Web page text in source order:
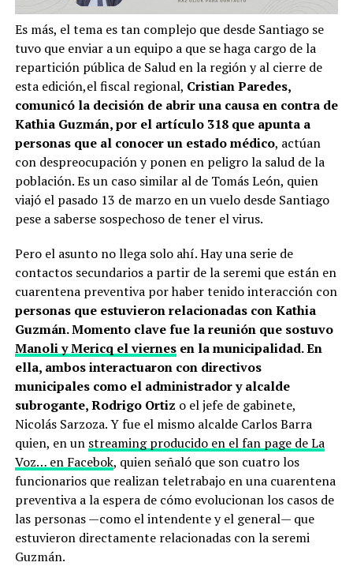
Es más, el tema es tan complejo que desde Santiago se
tuvo que enviar a un equipo a que se haga cargo de la
repartición pública de Salud en la región y al cierre de
esta edición,el fiscal regional, Cristian Paredes,
comunicó la decisión de abrir una causa en contra de
Kathia Guzmán, por el artículo 318 que apunta a
personas que al conocer un estado médico, actúan
con despreocupación y ponen en peligro la salud de la
población. Es un caso similar al de Tomás León, quien
viajó el pasado 13 de marzo en un vuelo desde Santiago
pese a saberse sospechoso de tener el virus.
Pero el asunto no llega solo ahí. Hay una serie de
contactos secundarios a partir de la seremi que están en
cuarentena preventiva por haber tenido interacción con
personas que estuvieron relacionadas con Kathia
Guzmán. Momento clave fue la reunión que sostuvo
Manoli y Mericq el viernesen la municipalidad. En
ella, ambos interactuaron con directivos
municipales como el administrador y alcalde
subrogante, Rodrigo Ortiz o el jefe de gabinete,
Nicolás Sarzoza. Y fue el mismo alcalde Carlos Barra
quien, en un streaming producido en el fan page de La
Voz… en Facebok, quien señaló que son cuatro los
funcionarios que realizan teletrabajo en una cuarentena
preventiva a la espera de cómo evolucionan los casos de
las personas —como el intendente y el general— que
estuvieron directamente relacionadas con la seremi
Guzmán.